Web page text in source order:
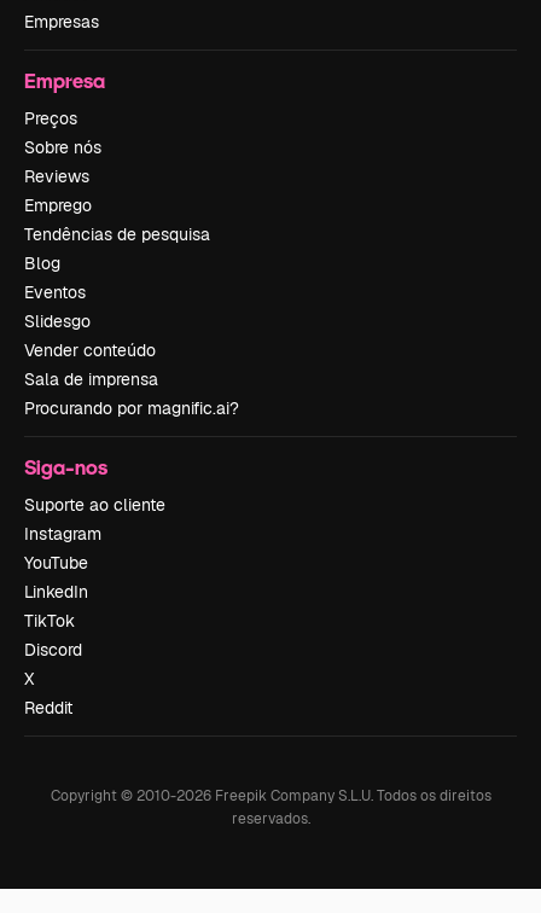
Empresas
Empresa
Preços
Sobre nós
Reviews
Emprego
Tendências de pesquisa
Blog
Eventos
Slidesgo
Vender conteúdo
Sala de imprensa
Procurando por magnific.ai?
Siga-nos
Suporte ao cliente
Instagram
YouTube
LinkedIn
TikTok
Discord
X
Reddit
Copyright © 2010-2026Freepik Company S.L.U. Todos os direitos
reservados.